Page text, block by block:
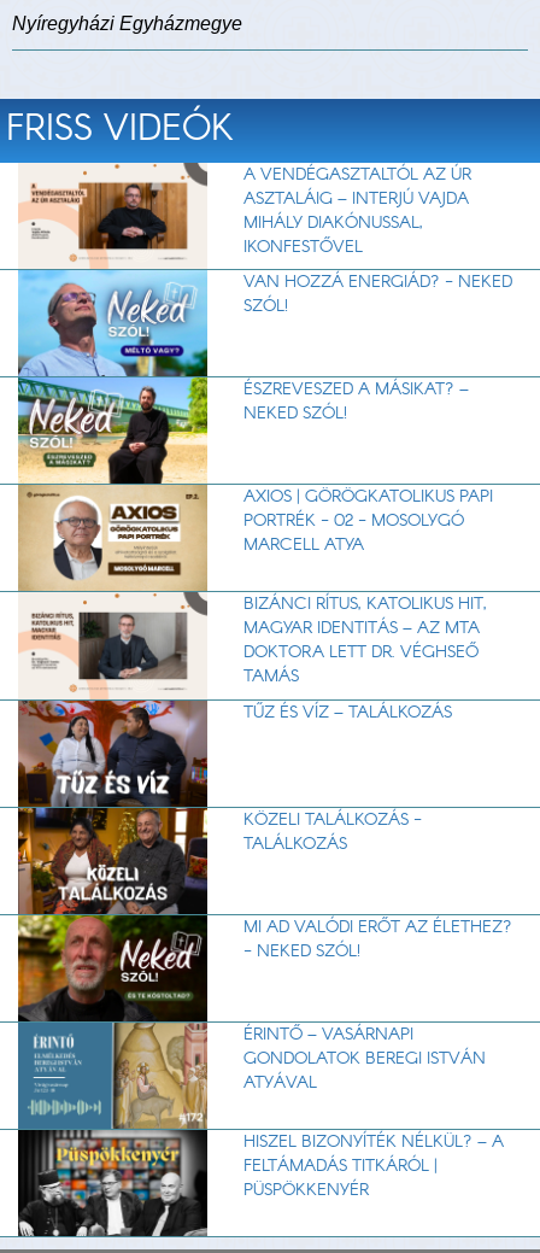
Nyíregyházi Egyházmegye
FRISS VIDEÓK
A VENDÉGASZTALTÓL AZ ÚR
ASZTALÁIG – INTERJÚ VAJDA
MIHÁLY DIAKÓNUSSAL,
IKONFESTŐVEL
VAN HOZZÁ ENERGIÁD? - NEKED
SZÓL!
ÉSZREVESZED A MÁSIKAT? –
NEKED SZÓL!
AXIOS | GÖRÖGKATOLIKUS PAPI
PORTRÉK - 02 - MOSOLYGÓ
MARCELL ATYA
BIZÁNCI RÍTUS, KATOLIKUS HIT,
MAGYAR IDENTITÁS – AZ MTA
DOKTORA LETT DR. VÉGHSEŐ
TAMÁS
TŰZ ÉS VÍZ – TALÁLKOZÁS
KÖZELI TALÁLKOZÁS -
TALÁLKOZÁS
MI AD VALÓDI ERŐT AZ ÉLETHEZ?
- NEKED SZÓL!
ÉRINTŐ – VASÁRNAPI
GONDOLATOK BEREGI ISTVÁN
ATYÁVAL
HISZEL BIZONYÍTÉK NÉLKÜL? – A
FELTÁMADÁS TITKÁRÓL |
PÜSPÖKKENYÉR